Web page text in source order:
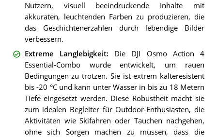
Nutzern, visuell beeindruckende Inhalte mit
akkuraten, leuchtenden Farben zu produzieren, die
das Geschichtenerzählen durch lebendige Bilder
verbessern.
Extreme Langlebigkeit: Die DJI Osmo Action 4
Essential-Combo wurde entwickelt, um rauen
Bedingungen zu trotzen. Sie ist extrem kälteresistent
bis -20 °C und kann unter Wasser in bis zu 18 Metern
Tiefe eingesetzt werden. Diese Robustheit macht sie
zum idealen Begleiter für Outdoor-Enthusiasten, die
Aktivitäten wie Skifahren oder Tauchen nachgehen,
ohne sich Sorgen machen zu müssen, dass die